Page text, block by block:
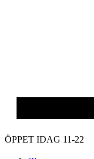
ÖPPET IDAG 11-22